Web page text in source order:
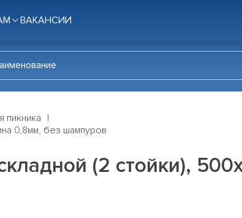
ВАКАНСИИ
пикника
0,8мм, без шампуров
(2 стойки),